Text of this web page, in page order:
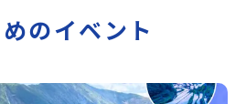
のイベント